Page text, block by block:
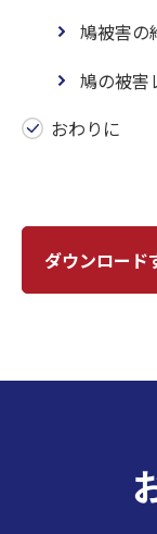
鳩被害の
鳩の被害
おわりに
ダウンロード